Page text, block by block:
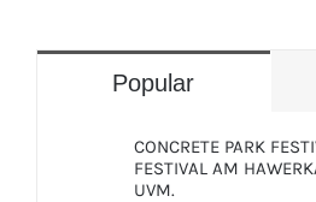
Popular
CONCRETE PARK
FESTIVAL AM
UVM.